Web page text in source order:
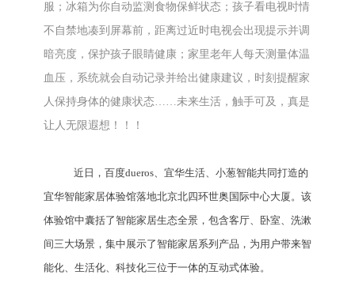
服；冰箱为你自动监测食物保鲜状态；孩子看电视时情
不自禁地凑到屏幕前，距离过近时电视会出现提示并调
暗亮度，保护孩子眼睛健康；家里老年人每天测量体温
血压，系统就会自动记录并给出健康建议，时刻提醒家
人保持身体的健康状态……未来生活，触手可及，真是
让人无限遐想！！！
近日，百度dueros、宜华生活、小葱智能共同打造的
宜华智能家居体验馆落地北京北四环世奥国际中心大厦。该
体验馆中囊括了智能家居生态全景，包含客厅、卧室、洗漱
间三大场景，集中展示了智能家居系列产品，为用户带来智
能化、生活化、科技化三位于一体的互动式体验。